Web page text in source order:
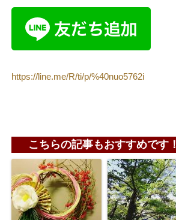
https://line.me/R/ti/p/%40nuo5762i
こちらの記事もおすすめです！